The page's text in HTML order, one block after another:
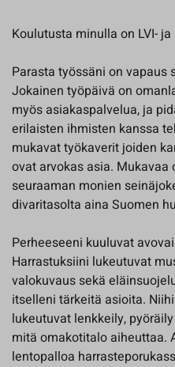
Koulutusta minulla on LVI-
Parasta työssäni on
Jokainen työpäivä on
myös asiakaspalvelua, ja
erilaisten ihmisten kanssa
mukavat työkaverit joiden
ovat arvokas asia.
seuraaman monien
divaritasolta aina Suomen
Perheeseeni kuuluvat
Harrastuksiini lukeutuvat
valokuvaus sekä
itselleni tärkeitä asioita.
lukeutuvat lenkkeily,
mitä omakotitalo aiheuttaa.
lentopalloa